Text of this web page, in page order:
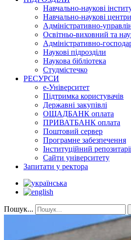
Навчально-наукові
Навчально-наукові центри
Адміністративно-
Освітньо-виховний та
Адміністративно-
Наукові підрозділи
Наукова бібліотека
Студмістечко
РЕСУРСИ
е-Університет
Підтримка користувачів
Державні закупівлі
ОЩАДБАНК оплата
ПРИВАТБАНК оплата
Поштовий сервер
Програмне забезпечення
Інституційний
Сайти університету
Запитати у ректора
Пошук...